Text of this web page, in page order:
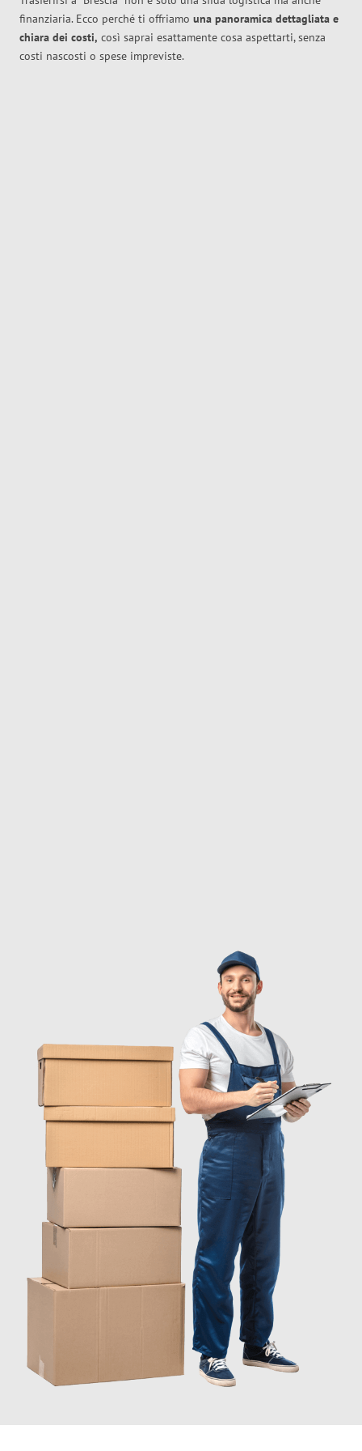
finanziaria. Ecco perché ti offriamo una panoramica dettagliata e
chiara dei costi, così saprai esattamente cosa aspettarti, senza
costi nascosti o spese impreviste.